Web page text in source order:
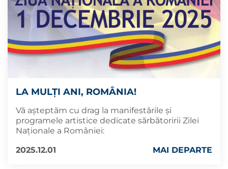
LA MULȚI ANI, ROMÂNIA!
Vă așteptăm cu drag la manifestările și
programele artistice dedicate sărbătoririi Zilei
Naționale a României:
2025.12.01
MAI DEPARTE